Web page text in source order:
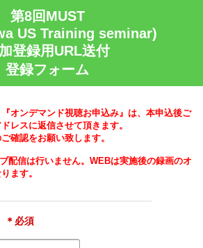
第8回MUST
US Training seminar)
登録用URL送付
登録フォーム
『オンデマンド視聴お申込み』は、本申込後ご
レスに返信させて頂きます。
確認をお願い致します。
配信は行いません。WEBは実施後の録画のオ
ます。
＊必須